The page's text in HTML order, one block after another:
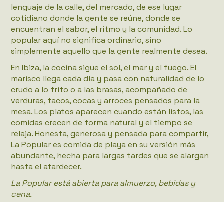
lenguaje de la calle, del mercado, de ese lugar
cotidiano donde la gente se reúne, donde se
encuentran el sabor, el ritmo y la comunidad. Lo
popular aquí no significa ordinario, sino
simplemente aquello que la gente realmente desea.
En Ibiza, la cocina sigue el sol, el mar y el fuego. El
marisco llega cada día y pasa con naturalidad de lo
crudo a lo frito o a las brasas, acompañado de
verduras, tacos, cocas y arroces pensados para la
mesa. Los platos aparecen cuando están listos, las
comidas crecen de forma natural y el tiempo se
relaja. Honesta, generosa y pensada para compartir,
La Popular es comida de playa en su versión más
abundante, hecha para largas tardes que se alargan
hasta el atardecer.
La Popular está abierta para almuerzo, bebidas y
cena.